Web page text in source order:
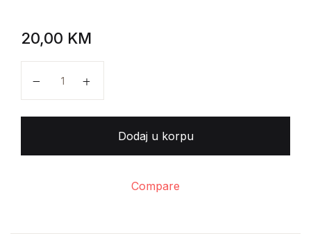
20,00 KM
Dodaj u korpu
Compare